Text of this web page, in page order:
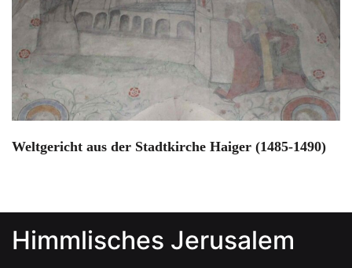
Weltgericht aus der Stadtkirche Haiger (1485-1490)
Himmlisches Jerusalem